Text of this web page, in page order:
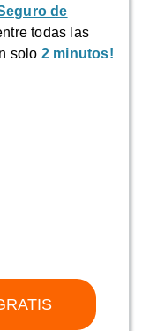
de
todas las
solo 2 minutos!